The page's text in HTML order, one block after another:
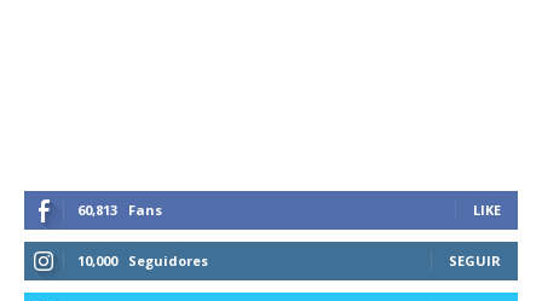
60,813 Fans LIKE
10,000 Seguidores SEGUIR